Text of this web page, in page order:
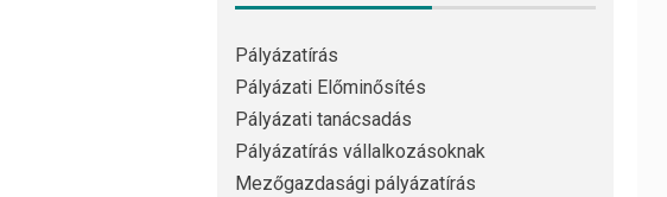
Pályázatírás
Pályázati Előminősítés
Pályázati tanácsadás
Pályázatírás vállalkozásoknak
Mezőgazdasági pályázatírás